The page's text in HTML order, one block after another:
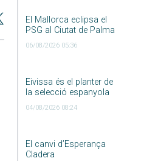
El Mallorca eclipsa el
PSG al Ciutat de Palma
06/08/2026 05:36
Eivissa és el planter de
la selecció espanyola
04/08/2026 08:24
El canvi d’Esperança
Cladera